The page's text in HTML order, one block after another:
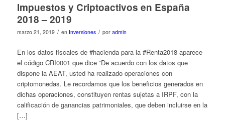
Impuestos y Criptoactivos en España
2018 – 2019
marzo 21, 2019 / en Inversiones / por admin
En los datos fiscales de #hacienda para la #Renta2018 aparece
el código CRI0001 que dice “De acuerdo con los datos que
dispone la AEAT, usted ha realizado operaciones con
criptomonedas. Le recordamos que los beneficios generados en
dichas operaciones, constituyen rentas sujetas a IRPF, con la
calificación de ganancias patrimoniales, que deben incluirse en la
[…]